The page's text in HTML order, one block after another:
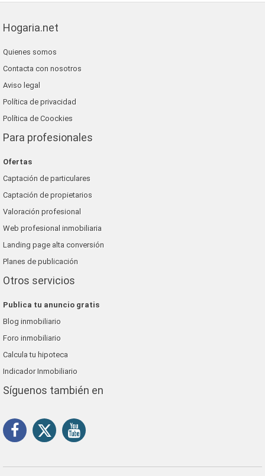
Hogaria.net
Quienes somos
Contacta con nosotros
Aviso legal
Política de privacidad
Política de Coockies
Para profesionales
Ofertas
Captación de particulares
Captación de propietarios
Valoración profesional
Web profesional inmobiliaria
Landing page alta conversión
Planes de publicación
Otros servicios
Publica tu anuncio gratis
Blog inmobiliario
Foro inmobiliario
Calcula tu hipoteca
Indicador Inmobiliario
Síguenos también en